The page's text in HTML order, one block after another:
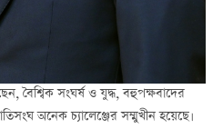
বৈশ্বিক সংঘর্ষ ও যুদ্ধ, বহুপক্ষবাদের
অনেক চ্যালেঞ্জের সম্মুখীন হয়েছে।